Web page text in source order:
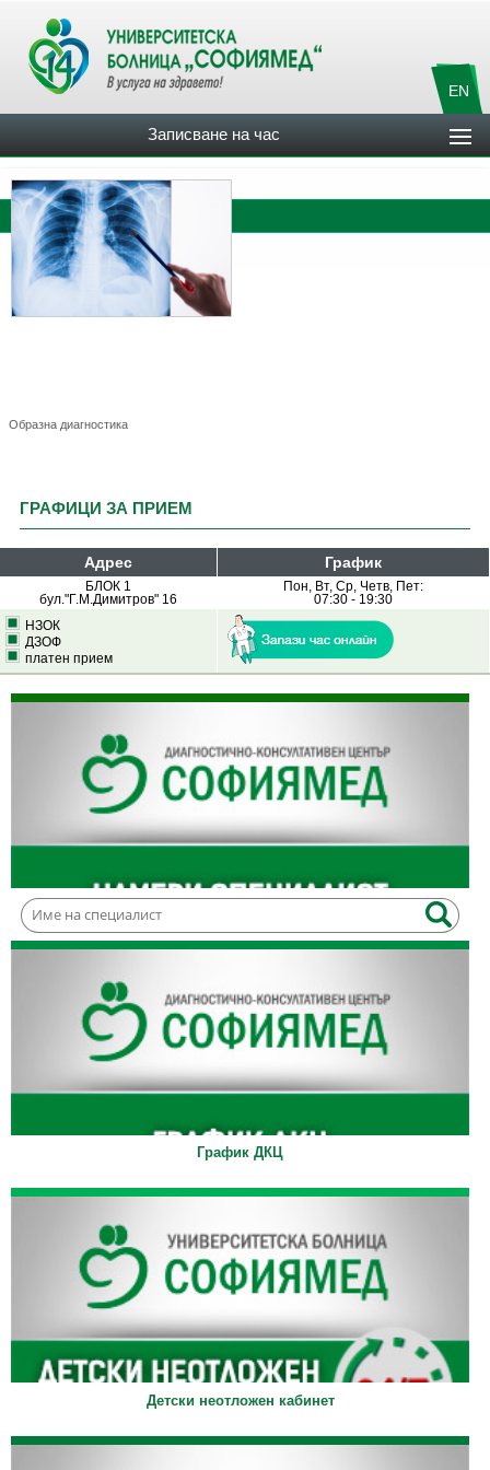
EN
Записване на час
Образна диагностика
ГРАФИЦИ ЗА ПРИЕМ
Адрес График
БЛОК 1
бул."Г.М.Димитров" 16
Пон, Вт, Ср, Четв, Пет:
07:30 - 19:30
НЗОК
ДЗОФ
платен прием
График ДКЦ
Детски неотложен кабинет